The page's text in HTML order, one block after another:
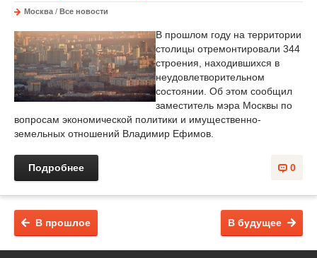
Москва / Все новости
В прошлом году на территории
столицы отремонтировали 344
строения, находившихся в
неудовлетворительном
состоянии. Об этом сообщил
заместитель мэра Москвы по
вопросам экономической политики и имущественно-
земельных отношений Владимир Ефимов.
0
Подробнее
В будущее
В прошлое